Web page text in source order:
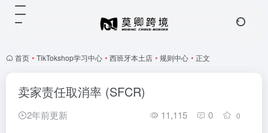
首页 • TikTokshop学习中心 • 西班牙本土店 • 规则中心 • 正文
卖家责任取消率 (SFCR)
2年前更新 11,115 0 0